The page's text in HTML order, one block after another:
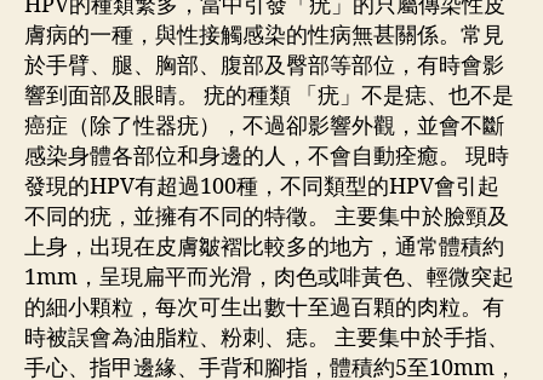
膚病的一種，與性接觸感染的性病無甚關係。常見
於手臂、腿、胸部、腹部及臀部等部位，有時會影
響到面部及眼睛。 疣的種類 「疣」不是痣、也不是
癌症（除了性器疣），不過卻影響外觀，並會不斷
感染身體各部位和身邊的人，不會自動痊癒。 現時
發現的HPV有超過100種，不同類型的HPV會引起
不同的疣，並擁有不同的特徵。 主要集中於臉頸及
上身，出現在皮膚皺褶比較多的地方，通常體積約
1mm，呈現扁平而光滑，肉色或啡黃色、輕微突起
的細小顆粒，每次可生出數十至過百顆的肉粒。有
時被誤會為油脂粒、粉刺、痣。 主要集中於手指、
手心、指甲邊緣、手背和腳指，體積約5至10mm，